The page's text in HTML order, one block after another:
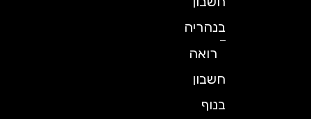
בנהריה
רואה
חשבון